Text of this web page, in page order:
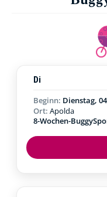
Di
Beginn: Dienstag,
Ort: Apolda
8-Wochen-